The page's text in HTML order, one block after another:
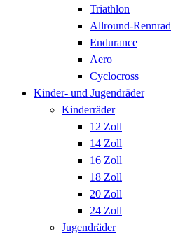
Triathlon
Allround-Rennrad
Endurance
Aero
Cyclocross
Kinder- und Jugendräder
Kinderräder
12 Zoll
14 Zoll
16 Zoll
18 Zoll
20 Zoll
24 Zoll
Jugendräder